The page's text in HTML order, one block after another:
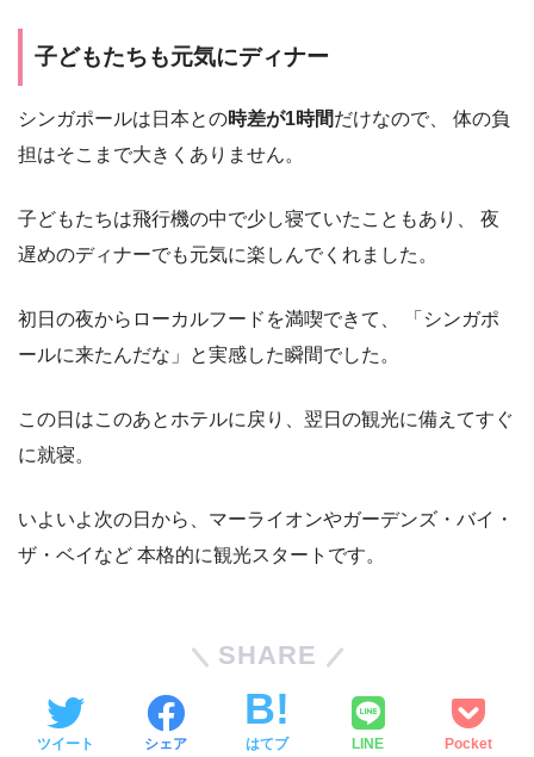
子どもたちも元気にディナー
シンガポールは日本との時差が1時間だけなので、 体の負
担はそこまで大きくありません。
子どもたちは飛行機の中で少し寝ていたこともあり、 夜
遅めのディナーでも元気に楽しんでくれました。
初日の夜からローカルフードを満喫できて、 「シンガポ
ールに来たんだな」と実感した瞬間でした。
この日はこのあとホテルに戻り、翌日の観光に備えてすぐ
に就寝。
いよいよ次の日から、マーライオンやガーデンズ・バイ・
ザ・ベイなど 本格的に観光スタートです。
SHARE
ツイート シェア はてブ LINE Pocket